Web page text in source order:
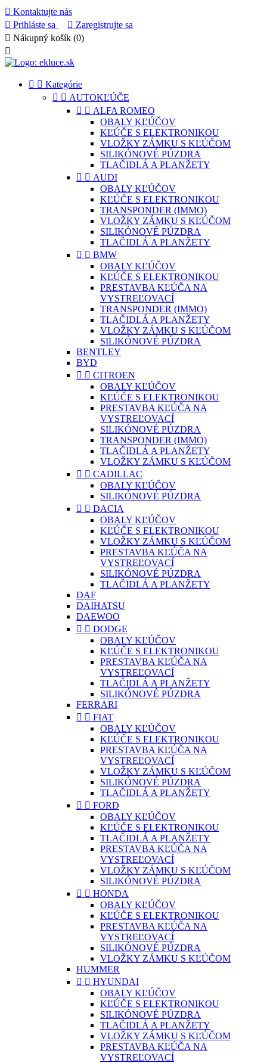
 Kontaktujte nás
 Prihláste sa  Zaregistrujte sa
 Nákupný košík (0)

  Kategórie
  AUTOKĽÚČE
  ALFA ROMEO
OBALY KĽÚČOV
KĽÚČE S ELEKTRONIKOU
VLOŽKY ZÁMKU S KĽÚČOM
SILIKÓNOVÉ PÚZDRA
TLAČIDLÁ A PLANŽETY
  AUDI
OBALY KĽÚČOV
KĽÚČE S ELEKTRONIKOU
TRANSPONDER (IMMO)
VLOŽKY ZÁMKU S KĽÚČOM
SILIKÓNOVÉ PÚZDRA
TLAČIDLÁ A PLANŽETY
  BMW
OBALY KĽÚČOV
KĽÚČE S ELEKTRONIKOU
PRESTAVBA KĽÚČA NA
VYSTREĽOVACÍ
TRANSPONDER (IMMO)
TLAČIDLÁ A PLANŽETY
VLOŽKY ZÁMKU S KĽÚČOM
SILIKÓNOVÉ PÚZDRA
BENTLEY
BYD
  CITROEN
OBALY KĽÚČOV
KĽÚČE S ELEKTRONIKOU
PRESTAVBA KĽÚČA NA
VYSTREĽOVACÍ
SILIKÓNOVÉ PÚZDRA
TRANSPONDER (IMMO)
TLAČIDLÁ A PLANŽETY
VLOŽKY ZÁMKU S KĽÚČOM
  CADILLAC
OBALY KĽÚČOV
SILIKÓNOVÉ PÚZDRA
  DACIA
OBALY KĽÚČOV
KĽÚČE S ELEKTRONIKOU
VLOŽKY ZÁMKU S KĽÚČOM
PRESTAVBA KĽÚČA NA
VYSTREĽOVACÍ
SILIKÓNOVÉ PÚZDRA
TLAČIDLÁ A PLANŽETY
DAF
DAIHATSU
DAEWOO
  DODGE
OBALY KĽÚČOV
KĽÚČE S ELEKTRONIKOU
PRESTAVBA KĽÚČA NA
VYSTREĽOVACÍ
TLAČIDLÁ A PLANŽETY
SILIKÓNOVÉ PÚZDRA
FERRARI
  FIAT
OBALY KĽÚČOV
KĽÚČE S ELEKTRONIKOU
PRESTAVBA KĽÚČA NA
VYSTREĽOVACÍ
VLOŽKY ZÁMKU S KĽÚČOM
SILIKÓNOVÉ PÚZDRA
TLAČIDLÁ A PLANŽETY
  FORD
OBALY KĽÚČOV
KĽÚČE S ELEKTRONIKOU
TLAČIDLÁ A PLANŽETY
PRESTAVBA KĽÚČA NA
VYSTREĽOVACÍ
VLOŽKY ZÁMKU S KĽÚČOM
SILIKÓNOVÉ PÚZDRA
  HONDA
OBALY KĽÚČOV
KĽÚČE S ELEKTRONIKOU
PRESTAVBA KĽÚČA NA
VYSTREĽOVACÍ
SILIKÓNOVÉ PÚZDRA
VLOŽKY ZÁMKU S KĽÚČOM
HUMMER
  HYUNDAI
OBALY KĽÚČOV
KĽÚČE S ELEKTRONIKOU
SILIKÓNOVÉ PÚZDRA
TLAČIDLÁ A PLANŽETY
VLOŽKY ZÁMKU S KĽÚČOM
PRESTAVBA KĽÚČA NA
VYSTREĽOVACÍ